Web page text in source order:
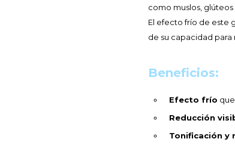
como muslos, glúteos
El efecto frío de este
de su capacidad para
Beneficios:
Efecto frío
Reducción
Tonificación y